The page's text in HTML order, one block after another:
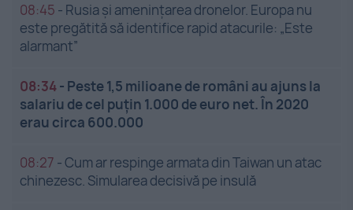
08:45 - Rusia și amenințarea dronelor. Europa nu
este pregătită să identifice rapid atacurile: „Este
alarmant”
08:34- Peste 1,5 milioane de români au ajuns la
salariu de cel puțin 1.000 de euro net. În 2020
erau circa 600.000
08:27 -Cum ar respinge armata din Taiwan un atac
chinezesc. Simularea decisivă pe insulă